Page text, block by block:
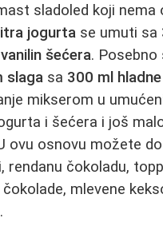
sladoled koji nema
jogurta se umuti sa
šećera. Posebno
slaga sa 300 ml
mikserom u
i šećera i još
ovu osnovu možete
rendanu čokoladu,
mlevene